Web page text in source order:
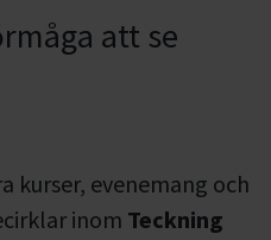
att se
kurser, evenemang och
inom Teckning